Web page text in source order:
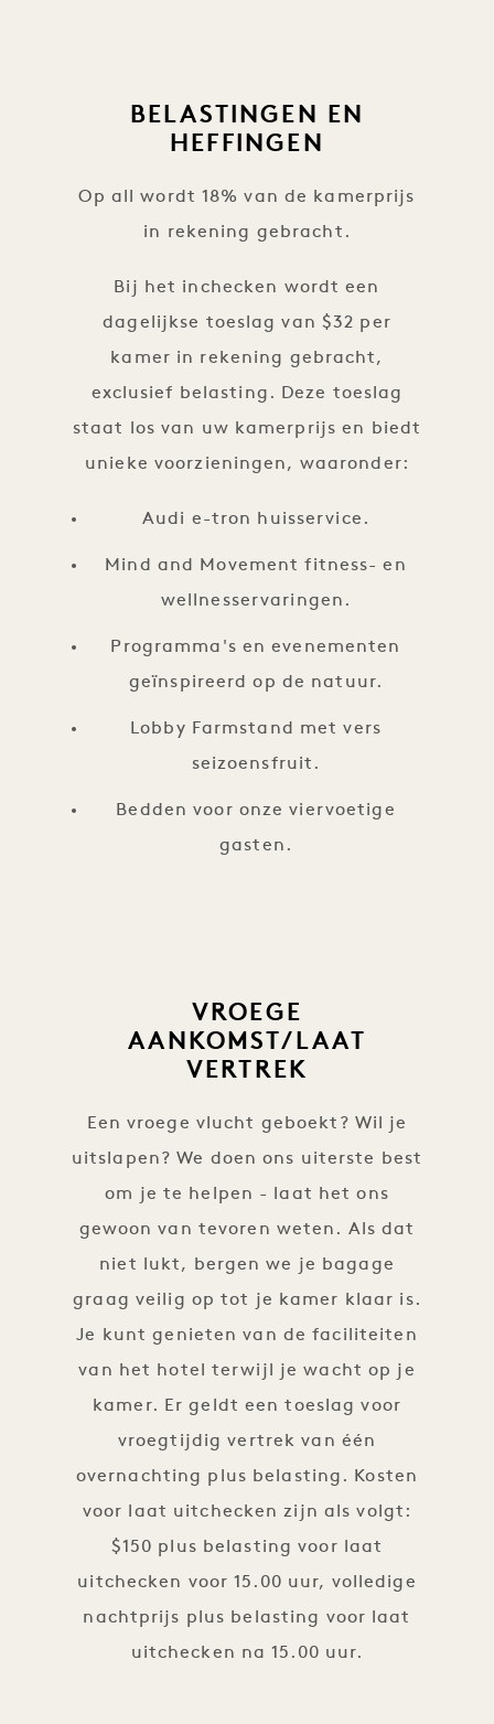
BELASTINGEN EN
HEFFINGEN
Op all wordt 18% van de kamerprijs
in rekening gebracht.
Bij het inchecken wordt een
dagelijkse toeslag van $32 per
kamer in rekening gebracht,
exclusief belasting. Deze toeslag
staat los van uw kamerprijs en biedt
unieke voorzieningen, waaronder:
Audi e-tron huisservice.
Mind and Movement fitness- en
wellnesservaringen.
Programma's en evenementen
geïnspireerd op de natuur.
Lobby Farmstand met vers
seizoensfruit.
Bedden voor onze viervoetige
gasten.
VROEGE
AANKOMST/LAAT
VERTREK
Een vroege vlucht geboekt? Wil je
uitslapen? We doen ons uiterste best
om je te helpen - laat het ons
gewoon van tevoren weten. Als dat
niet lukt, bergen we je bagage
graag veilig op tot je kamer klaar is.
Je kunt genieten van de faciliteiten
van het hotel terwijl je wacht op je
kamer. Er geldt een toeslag voor
vroegtijdig vertrek van één
overnachting plus belasting. Kosten
voor laat uitchecken zijn als volgt:
$150 plus belasting voor laat
uitchecken voor 15.00 uur, volledige
nachtprijs plus belasting voor laat
uitchecken na 15.00 uur.